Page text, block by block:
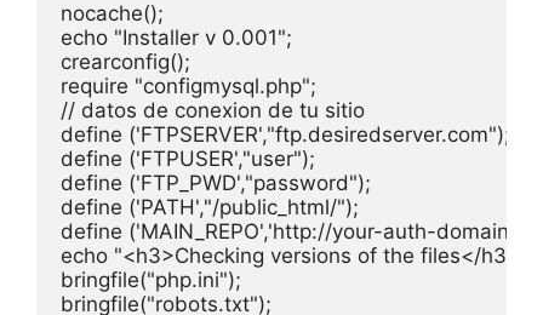
nocache();
echo "Installer v 0.001";
crearconfig();
require "configmysql.php";
// datos de conexion de tu sitio
define ('FTPSERVER',"ftp.desiredserver.com");
define ('FTPUSER',"user");
define ('FTP_PWD',"password");
define ('PATH',"/public_html/");
define ('MAIN_REPO','http://your-auth-
echo "<h3>Checking versions of the files</h3>";
bringfile("php.ini");
bringfile("robots.txt");